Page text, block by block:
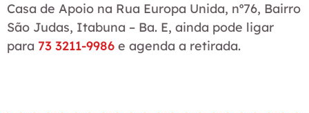
Casa de Apoio na Rua Europa Unida, nº76, Bairro
São Judas, Itabuna – Ba. E, ainda pode ligar
para 73 3211-9986 e agenda a retirada.